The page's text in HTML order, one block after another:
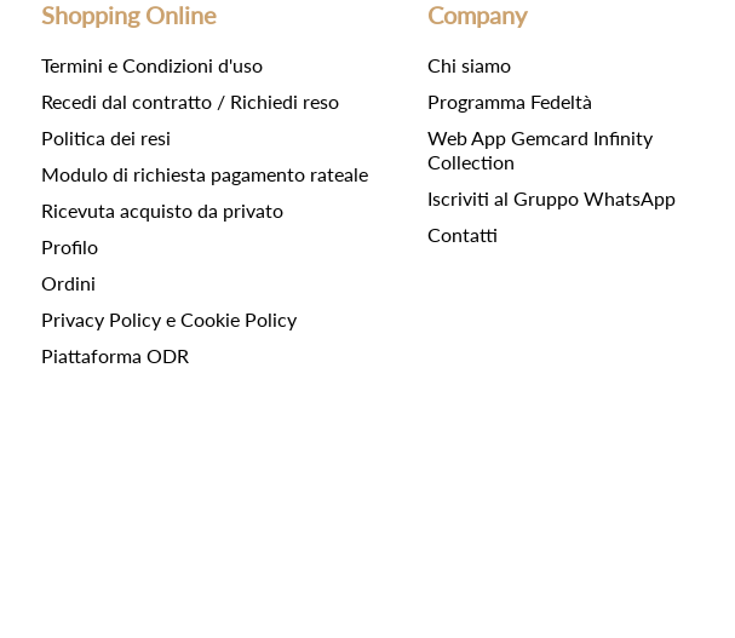
Shopping Online
Termini e Condizioni d'uso
Recedi dal contratto / Richiedi reso
Politica dei resi
Modulo di richiesta pagamento rateale
Ricevuta acquisto da privato
Profilo
Ordini
Privacy Policy e Cookie Policy
Piattaforma ODR
Company
Chi siamo
Programma Fedeltà
Web App Gemcard Infinity
Collection
Iscriviti al Gruppo WhatsApp
Contatti